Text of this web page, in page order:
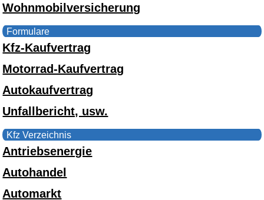
Wohnmobilversicherung
Formulare
Kfz-Kaufvertrag
Motorrad-Kaufvertrag
Autokaufvertrag
Unfallbericht, usw.
Kfz Verzeichnis
Antriebsenergie
Autohandel
Automarkt